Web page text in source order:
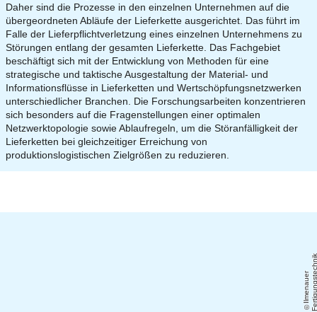
Daher sind die Prozesse in den einzelnen Unternehmen auf die
übergeordneten Abläufe der Lieferkette ausgerichtet. Das führt im
Falle der Lieferpflichtverletzung eines einzelnen Unternehmens zu
Störungen entlang der gesamten Lieferkette. Das Fachgebiet
beschäftigt sich mit der Entwicklung von Methoden für eine
strategische und taktische Ausgestaltung der Material- und
Informationsflüsse in Lieferketten und Wertschöpfungsnetzwerken
unterschiedlicher Branchen. Die Forschungsarbeiten konzentrieren
sich besonders auf die Fragenstellungen einer optimalen
Netzwerktopologie sowie Ablaufregeln, um die Störanfälligkeit der
Lieferketten bei gleichzeitiger Erreichung von
produktionslogistischen Zielgrößen zu reduzieren.
Il
m
e
n
a
u
e
r
F
e
r
ti
g
u
n
g
s
t
e
c
h
ni